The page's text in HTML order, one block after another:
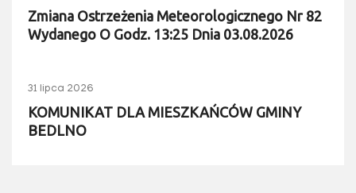
Zmiana Ostrzeżenia Meteorologicznego Nr 82
Wydanego O Godz. 13:25 Dnia 03.08.2026
31 lipca 2026
KOMUNIKAT DLA MIESZKAŃCÓW GMINY
BEDLNO